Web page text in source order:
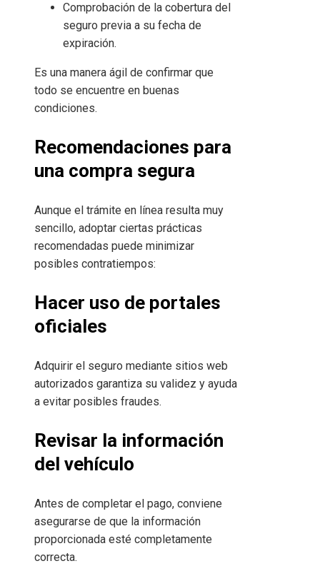
Comprobación de la cobertura del
seguro previa a su fecha de
expiración.
Es una manera ágil de confirmar que
todo se encuentre en buenas
condiciones.
Recomendaciones para
una compra segura
Aunque el trámite en línea resulta muy
sencillo, adoptar ciertas prácticas
recomendadas puede minimizar
posibles contratiempos:
Hacer uso de portales
oficiales
Adquirir el seguro mediante sitios web
autorizados garantiza su validez y ayuda
a evitar posibles fraudes.
Revisar la información
del vehículo
Antes de completar el pago, conviene
asegurarse de que la información
proporcionada esté completamente
correcta.